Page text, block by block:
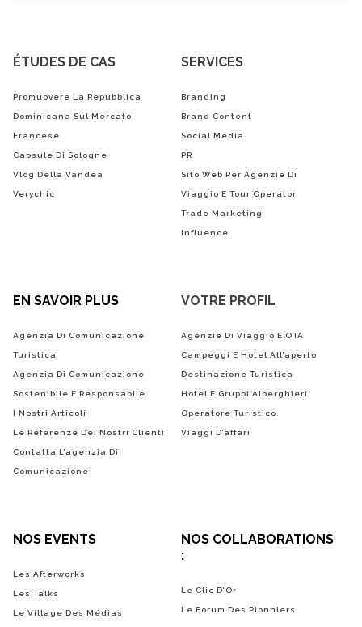
ÉTUDES DE CAS
Promuovere La Repubblica
Dominicana Sul Mercato
Francese
Capsule Di Sologne
Vlog Della Vandea
Verychic
SERVICES
Branding
Brand Content
Social Media
PR
Sito Web Per Agenzie Di
Viaggio E Tour Operator
Trade Marketing
Influence
EN SAVOIR PLUS
Agenzia Di Comunicazione
Turistica
Agenzia Di Comunicazione
Sostenibile E Responsabile
I Nostri Articoli
Le Referenze Dei Nostri Clienti
Contatta L’agenzia Di
Comunicazione
VOTRE PROFIL
Agenzie Di Viaggio E OTA
Campeggi E Hotel All’aperto
Destinazione Turistica
Hotel E Gruppi Alberghieri
Operatore Turistico
Viaggi D’affari
NOS EVENTS
Les Afterworks
Les Talks
Le Village Des Médias
NOS COLLABORATIONS
:
Le Clic D’Or
Le Forum Des Pionniers